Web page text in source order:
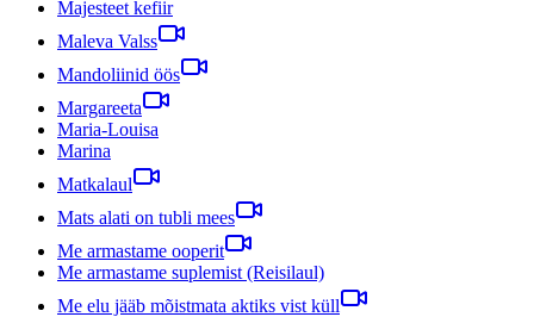
Majesteet kefiir
Maleva Valss
Mandoliinid öös
Margareeta
Maria-Louisa
Marina
Matkalaul
Mats alati on tubli mees
Me armastame ooperit
Me armastame suplemist (Reisilaul)
Me elu jääb mõistmata aktiks vist küll